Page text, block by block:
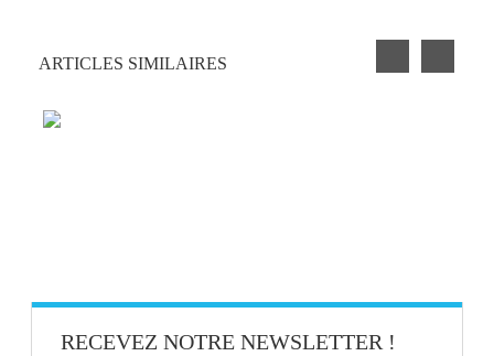
ARTICLES SIMILAIRES
RECEVEZ NOTRE NEWSLETTER !